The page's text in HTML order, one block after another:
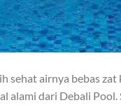
sehat airnya bebas
alami dari Debali